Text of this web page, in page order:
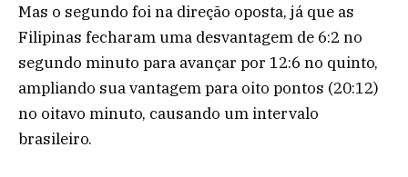
Mas o segundo foi na direção oposta, já que as
Filipinas fecharam uma desvantagem de 6:2 no
segundo minuto para avançar por 12:6 no quinto,
ampliando sua vantagem para oito pontos (20:12)
no oitavo minuto, causando um intervalo
brasileiro.